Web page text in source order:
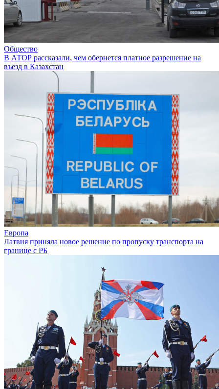
Общество
В АТОР рассказали, чем обернется платное разрешение на
въезд в Казахстан
Европа
Латвия приняла новое решение по пропуску транспорта на
границе с РБ